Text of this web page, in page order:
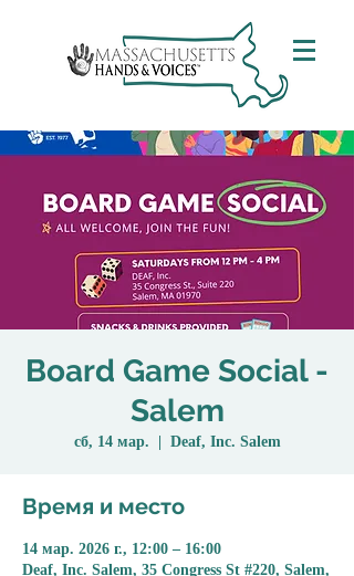
Board Game Social -
Salem
сб, 14 мар. Deaf, Inc. Salem
Время и место
14 мар. 2026 г., 12:00 – 16:00
Deaf, Inc. Salem, 35 Congress St #220, Salem,